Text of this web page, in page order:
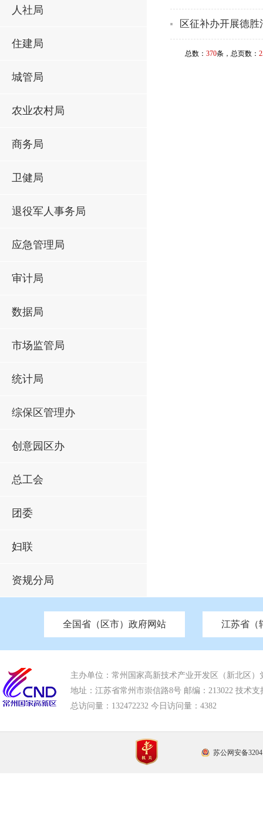
人社局
住建局
城管局
农业农村局
商务局
卫健局
退役军人事务局
应急管理局
审计局
数据局
市场监管局
统计局
综保区管理办
创意园区办
总工会
团委
妇联
资规分局
区征补办开展德
总数： 370条，总页数：
全国省（区市）政府网站
北京 天津 重庆 河南 河北 山西
江苏省（
中国江苏 南京市政府 苏州市政府 无锡
市发改委 市工信局 市教育局 市科技局 市
市应急管理局 市审计局 市外事办 市生态
主办单位：常州国家高新技术产业开发区（新北区）
地址：江苏省常州市崇信路8号 邮编：213022 技术支
总访问量： 132472232 今日访问量： 4382
苏公网安备